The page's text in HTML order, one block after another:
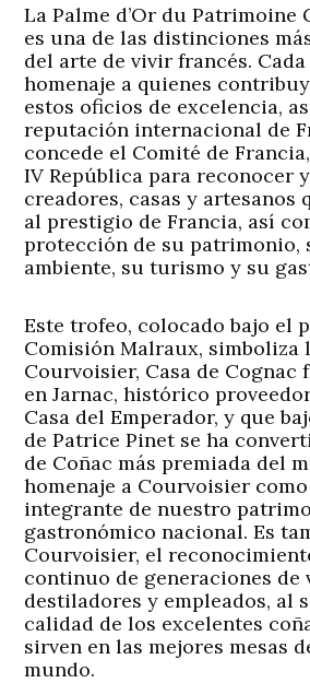
La Palme d’Or du Patrimoine
es una de las distinciones
del arte de vivir francés.
homenaje a quienes
estos oficios de excelencia,
reputación internacional de
concede el Comité de
IV República para reconocer
creadores, casas y artesanos
al prestigio de Francia, así
protección de su patrimonio,
ambiente, su turismo y su
Este trofeo, colocado bajo el
Comisión Malraux, simboliza
Courvoisier, Casa de Cognac
en Jarnac, histórico
Casa del Emperador, y que
de Patrice Pinet se ha
de Coñac más premiada del
homenaje a Courvoisier
integrante de nuestro
gastronómico nacional. Es
Courvoisier, el
continuo de generaciones
destiladores y empleados, al
calidad de los excelentes
sirven en las mejores mesas
mundo.